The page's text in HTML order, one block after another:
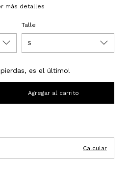
más detalles
Talle
es el último!
Calcular